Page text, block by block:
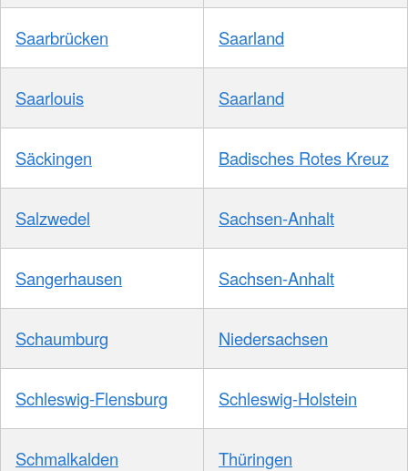
Saarbrücken Saarland
Saarlouis Saarland
Säckingen Badisches Rotes Kreuz
Salzwedel Sachsen-Anhalt
Sangerhausen Sachsen-Anhalt
Schaumburg Niedersachsen
Schleswig-Flensburg Schleswig-Holstein
Schmalkalden Thüringen